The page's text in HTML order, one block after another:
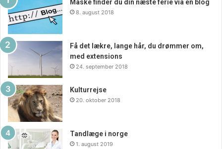
velvære
møbler til dit hjem; det er også en investering i din
sundhed og velvære. En god nats søvn har mange fordele,
herunder forbedret koncentration, bedre humør og øget
energi i løbet af dagen. Ved at vælge den rigtige seng kan
du sikre dig selv de bedste betingelser for en god
søvnoplevelse hver nat.
Måske finder du din næste ferie via en blog
8. august 2018
Få det lækre, lange hår, du drømmer om,
med extensions
24. september 2018
Kulturrejse
20. oktober 2018
Tandlæge i norge
1. august 2019